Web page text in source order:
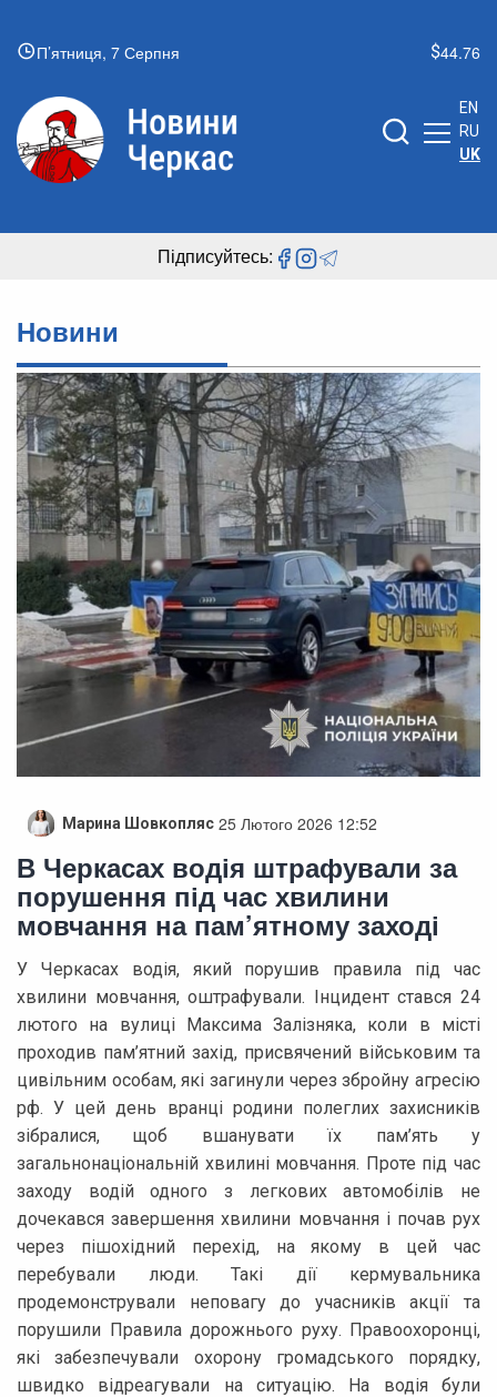
П’ятниця, 7 Серпня 44.76
EN
RU
UK
Підписуйтесь:
Новини
Марина Шовкопляс 25 Лютого 2026 12:52
В Черкасах водія штрафували за
порушення під час хвилини
мовчання на пам’ятному заході
У Черкасах водія, який порушив правила під час
хвилини мовчання, оштрафували. Інцидент стався 24
лютого на вулиці Максима Залізняка, коли в місті
проходив пам’ятний захід, присвячений військовим та
цивільним особам, які загинули через збройну агресію
рф. У цей день вранці родини полеглих захисників
зібралися, щоб вшанувати їх пам’ять у
загальнонаціональній хвилині мовчання. Проте під час
заходу водій одного з легкових автомобілів не
дочекався завершення хвилини мовчання і почав рух
через пішохідний перехід, на якому в цей час
перебували люди. Такі дії кермувальника
продемонстрували неповагу до учасників акції та
порушили Правила дорожнього руху. Правоохоронці,
які забезпечували охорону громадського порядку,
швидко відреагували на ситуацію. На водія були